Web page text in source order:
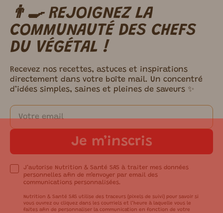
👨‍🍳 REJOIGNEZ LA
COMMUNAUTÉ DES CHEFS
DU VÉGÉTAL !
Recevez nos recettes, astuces et inspirations
directement dans votre boîte mail. Un concentré
d’idées simples, saines et pleines de saveurs ✨
ici.
Je m’inscris
J’autorise Nutrition & Santé SAS à traiter mes données
personnelles afin de m’envoyer par email des
communications personnalisées.
Nutrition & Santé SAS utilise des traceurs (pixels de suivi) pour savoir si
vous ouvrez ou cliquez dans les courriels et l’heure à laquelle vous le
faites afin de personnaliser la communication en fonction de votre